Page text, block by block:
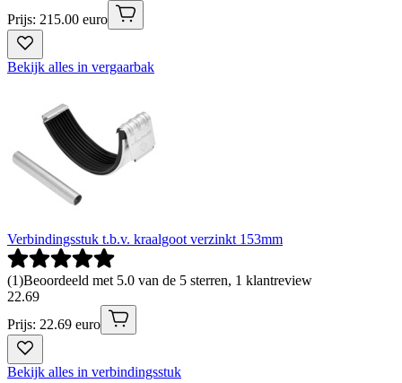
Prijs: 215.00 euro
Bekijk alles in vergaarbak
Verbindingsstuk t.b.v. kraalgoot verzinkt 153mm
(1)Beoordeeld met 5.0 van de 5 sterren, 1 klantreview
22.69
Prijs: 22.69 euro
Bekijk alles in verbindingsstuk